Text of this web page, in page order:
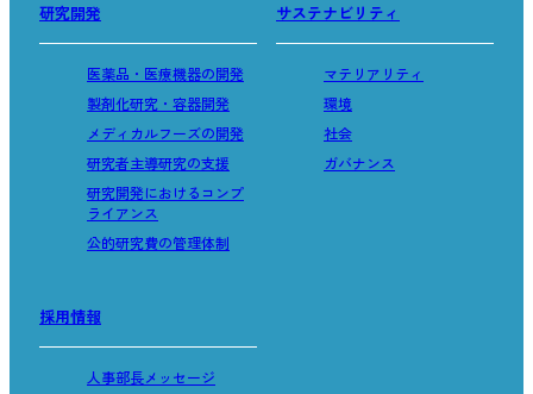
研究開発
医薬品・医療機器の開発
製剤化研究・容器開発
メディカルフーズの開発
研究者主導研究の支援
研究開発におけるコンプ
ライアンス
公的研究費の管理体制
サステナビリティ
マテリアリティ
環境
社会
ガバナンス
採用情報
人事部長メッセージ